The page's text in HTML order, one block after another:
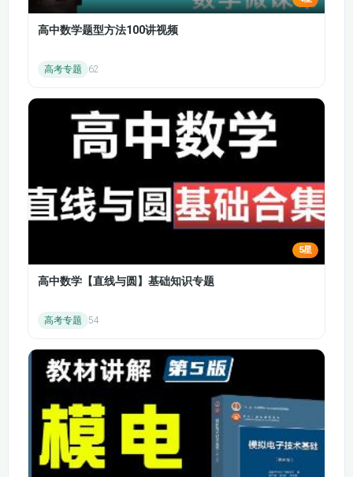
标
其组成
10.1.3 GDP存在的缺
10.3.1 失业的类型
10.3.2 失业状况的衡
11.1 人均收入的差异
收入增长率的差异
11.2 总劳动小时数
生产率 生产率的影响
因素
11.3 增加储蓄和投资
增加人力资本 加强研
发 保持产权稳定等
蓄的决定 投资等于储
12.2 金融市场 金融
12.3.1 可贷资金市场
13.1.1 货币的概念
13.1.2 商业银行创造
货币的过程（1）
13.1.3 商业银行创造
货币的过程（2）
13.1.4 商业银行经营
中的风险
高中数学题型方法100讲视频
高考专题 62
5星
高中数学【直线与圆】基础知识专题
高考专题 54